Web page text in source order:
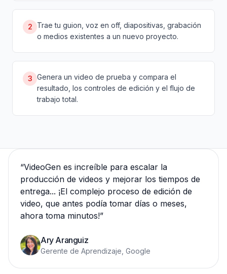
2
Trae tu guion, voz en off, diapositivas, grabación
o medios existentes a un nuevo proyecto.
3 Genera un video de prueba y compara el
resultado, los controles de edición y el flujo de
trabajo total.
“VideoGen es increíble para escalar la
producción de videos y mejorar los tiempos de
entrega... ¡El complejo proceso de edición de
video, que antes podía tomar días o meses,
ahora toma minutos!”
Ary Aranguiz
Gerente de Aprendizaje, Google